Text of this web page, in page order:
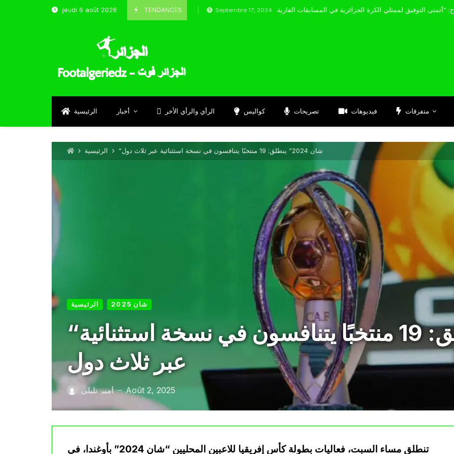
jeudi 6 août 2026 TENDANCESالحارس بوحلفاية يتحدث عن طموحاته مع المنتخب و Septembre 17, 2024 مضوي يصرّح: “أتمنى التوفيق لممثلي الكرة الجزائرية في المسابقات القارية”
الرئيسية أخبار الرأي والرأي الأخر كواليس تصريحات فيديوهات متفرقات
الرئيسية “شان 2024” ينطلق: 19 منتخبًا يتنافسون في نسخة استثنائية عبر ثلاث دول
الرئيسية شان 2025
“شان 2024” ينطلق: 19 منتخبًا يتنافسون في نسخة استثنائية
عبر ثلاث دول
أمير تليلي — Août 2, 2025
تنطلق مساء السبت، فعاليات بطولة كأس إفريقيا للاعبين المحليين “شان 2024” بأوغندا، في